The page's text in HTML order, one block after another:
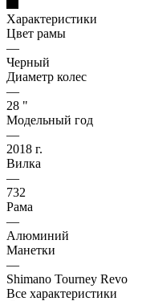
Характеристики
Цвет рамы
—
Черный
Диаметр колес
—
28 "
Модельный год
—
2018 г.
Вилка
—
732
Рама
—
Алюминий
Манетки
—
Shimano Tourney Revo
Все характеристики